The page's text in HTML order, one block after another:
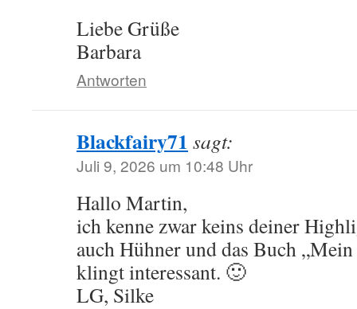
Liebe Grüße
Barbara
Antworten
Blackfairy71 sagt:
Juli 9, 2026 um 10:48 Uhr
Hallo Martin,
ich kenne zwar keins deiner
auch Hühner und das Buch
klingt interessant. 🙂
LG, Silke